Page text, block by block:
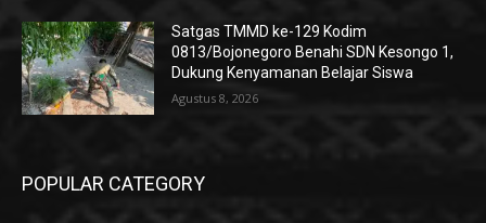
Satgas TMMD ke-129 Kodim
0813/Bojonegoro Benahi SDN Kesongo 1,
Dukung Kenyamanan Belajar Siswa
Agustus 8, 2026
POPULAR CATEGORY